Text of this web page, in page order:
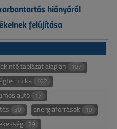
hiányáról
felújítása
táblázat alapján 107
102
autó 17
30 energiaforrások 19
29